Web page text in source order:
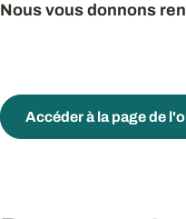
Nous vous donnons
Accéder à la page de